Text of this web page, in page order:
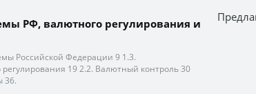
РФ, валютного регулирования и
Российской Федерации 9 1.3.
19 2.2. Валютный контроль 30
36.